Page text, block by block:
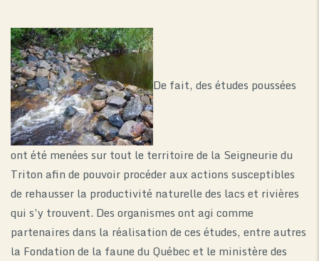
De fait, des études poussées
ont été menées sur tout le territoire de la Seigneurie du
Triton afin de pouvoir procéder aux actions susceptibles
de rehausser la productivité naturelle des lacs et rivières
qui s’y trouvent. Des organismes ont agi comme
partenaires dans la réalisation de ces études, entre autres
la Fondation de la faune du Québec et le ministère des